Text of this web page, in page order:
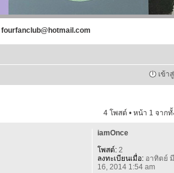
fourfanclub@hotmail.com
เข้า
4 โพสต์ • หน้า 1 จาก
iamOnce
โพสต์:2
ลงทะเบียนเมื่อ:อาทิตย์
16, 2014 1:54 am